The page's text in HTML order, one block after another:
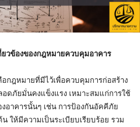
วข้องของกฎหมายควบคุมอาคาร
กฎหมายที่มีไว้เพื่อควบคุมการก่อสร้าง
ดภัยมั่นคงแข็งแรง เหมาะสมแก่การใช้
อาคารนั้นๆ เช่น การป้องกันอัคคีภัย
ให้มีความเป็นระเบียบเรียบร้อย รวม